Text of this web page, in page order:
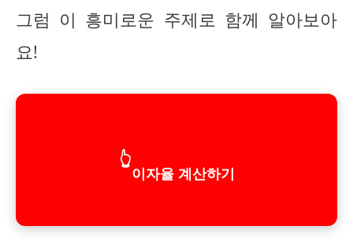
그럼 이 흥미로운 주제로 함께 알아보아
요!
👆
이자율 계산하기